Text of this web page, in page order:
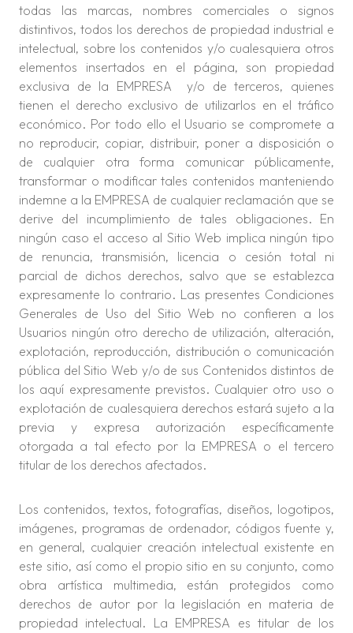
todas las marcas, nombres comerciales o signos
distintivos, todos los derechos de propiedad industrial e
intelectual, sobre los contenidos y/o cualesquiera otros
elementos insertados en el página, son propiedad
exclusiva de la EMPRESA y/o de terceros, quienes
tienen el derecho exclusivo de utilizarlos en el tráfico
económico. Por todo ello el Usuario se compromete a
no reproducir, copiar, distribuir, poner a disposición o
de cualquier otra forma comunicar públicamente,
transformar o modificar tales contenidos manteniendo
indemne a la EMPRESA de cualquier reclamación que se
derive del incumplimiento de tales obligaciones. En
ningún caso el acceso al Sitio Web implica ningún tipo
de renuncia, transmisión, licencia o cesión total ni
parcial de dichos derechos, salvo que se establezca
expresamente lo contrario. Las presentes Condiciones
Generales de Uso del Sitio Web no confieren a los
Usuarios ningún otro derecho de utilización, alteración,
explotación, reproducción, distribución o comunicación
pública del Sitio Web y/o de sus Contenidos distintos de
los aquí expresamente previstos. Cualquier otro uso o
explotación de cualesquiera derechos estará sujeto a la
previa y expresa autorización específicamente
otorgada a tal efecto por la EMPRESA o el tercero
titular de los derechos afectados.
Los contenidos, textos, fotografías, diseños, logotipos,
imágenes, programas de ordenador, códigos fuente y,
en general, cualquier creación intelectual existente en
este sitio, así como el propio sitio en su conjunto, como
obra artística multimedia, están protegidos como
derechos de autor por la legislación en materia de
propiedad intelectual. La EMPRESA es titular de los